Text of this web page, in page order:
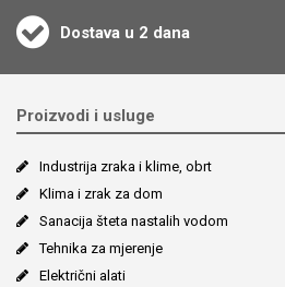
Dostava u 2 dana
Proizvodi i usluge
Industrija zraka i klime, obrt
Klima i zrak za dom
Sanacija šteta nastalih vodom
Tehnika za mjerenje
Električni alati